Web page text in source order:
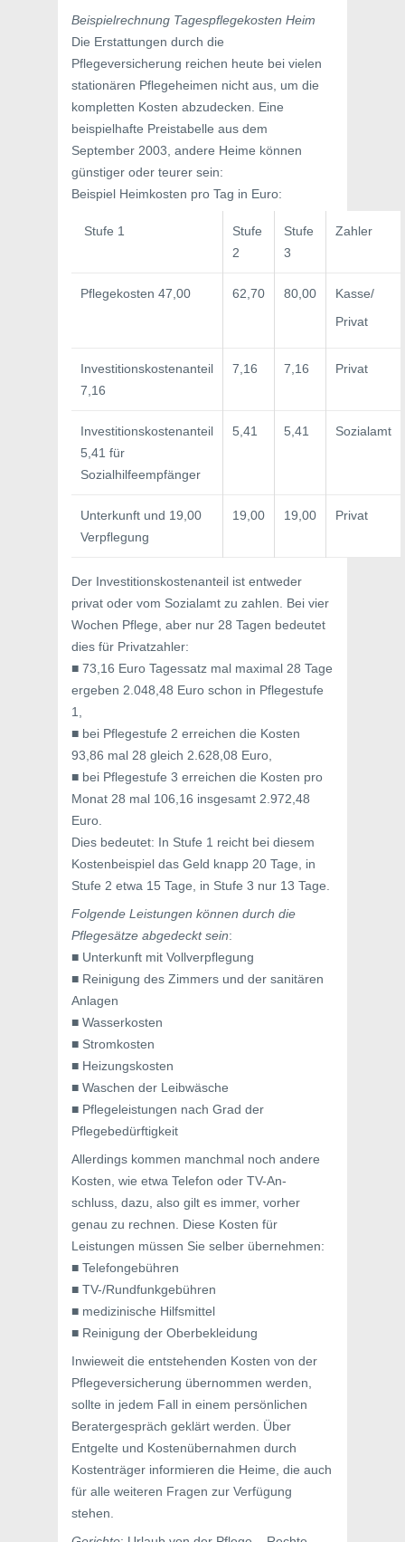
Beispielrechnung Tagespflegekosten Heim
Die Erstattungen durch die
Pflegeversicherung reichen heute bei vielen
stationären Pflegeheimen nicht aus, um die
kompletten Kosten abzudecken. Eine
beispielhafte Preistabelle aus dem
September 2003, andere Heime können
günstiger oder teurer sein:
Beispiel Heimkosten pro Tag in Euro:
Stufe 1
Stufe
2
Stufe
3
Zahler
Pflegekosten 47,00 62,70 80,00
Kasse/
Privat
Investitionskostenanteil
7,16
7,16 7,16 Privat
Investitionskostenanteil
5,41 für
Sozialhilfeempfänger
5,41 5,41 Sozialamt
Unterkunft und 19,00
Verpflegung
19,00 19,00 Privat
Der Investitionskostenanteil ist entweder
privat oder vom Sozialamt zu zahlen. Bei vier
Wochen Pflege, aber nur 28 Tagen bedeutet
dies für Privatzahler:
■ 73,16 Euro Tagessatz mal maximal 28 Tage
ergeben 2.048,48 Euro schon in Pflegestufe
1,
■ bei Pflegestufe 2 erreichen die Kosten
93,86 mal 28 gleich 2.628,08 Euro,
■ bei Pflegestufe 3 erreichen die Kosten pro
Monat 28 mal 106,16 insgesamt 2.972,48
Euro.
Dies bedeutet: In Stufe 1 reicht bei diesem
Kostenbeispiel das Geld knapp 20 Tage, in
Stufe 2 etwa 15 Tage, in Stufe 3 nur 13 Tage.
Folgende Leistungen können durch die
Pflegesätze abgedeckt sein:
■ Unterkunft mit Vollverpflegung
■ Reinigung des Zimmers und der sanitären
Anlagen
■ Wasserkosten
■ Stromkosten
■ Heizungskosten
■ Waschen der Leibwäsche
■ Pflegeleistungen nach Grad der
Pflegebedürftigkeit
Allerdings kommen manchmal noch andere
Kosten, wie etwa Telefon oder TV-An-
schluss, dazu, also gilt es immer, vorher
genau zu rechnen. Diese Kosten für
Leistungen müssen Sie selber übernehmen:
■ Telefongebühren
■ TV-/Rundfunkgebühren
■ medizinische Hilfsmittel
■ Reinigung der Oberbekleidung
Inwieweit die entstehenden Kosten von der
Pflegeversicherung übernommen werden,
sollte in jedem Fall in einem persönlichen
Beratergespräch geklärt werden. Über
Entgelte und Kostenübernahmen durch
Kostenträger informieren die Heime, die auch
für alle weiteren Fragen zur Verfügung
stehen.